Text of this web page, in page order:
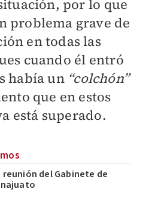
por lo que
problema grave de
en todas las
cuando él entró
había un “colchón”
que en estos
está superado.
reunión del Gabinete de